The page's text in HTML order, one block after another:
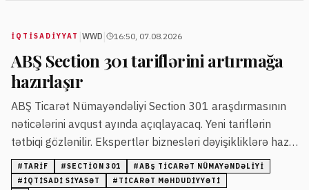
İQTISADIYYAT WWD 16:50, 07.08.2026
ABŞ Section 301 tariflərini artırmağa
hazırlaşır
ABŞ Ticarət Nümayəndəliyi Section 301 araşdırmasının
nəticələrini avqust ayında açıqlayacaq. Yeni tariflərin
tətbiqi gözlənilir. Ekspertlər biznesləri dəyişikliklərə hazır
olmağa və ictimai müzakirələrdə fəal iştirak etməyə
çağırır.
# TARIF #SECTION 301 #ABŞ TICARƏT NÜMAYƏNDƏLIYI
# IQTISADI SIYASƏT # TICARƏT MƏHDUDIYYƏTI